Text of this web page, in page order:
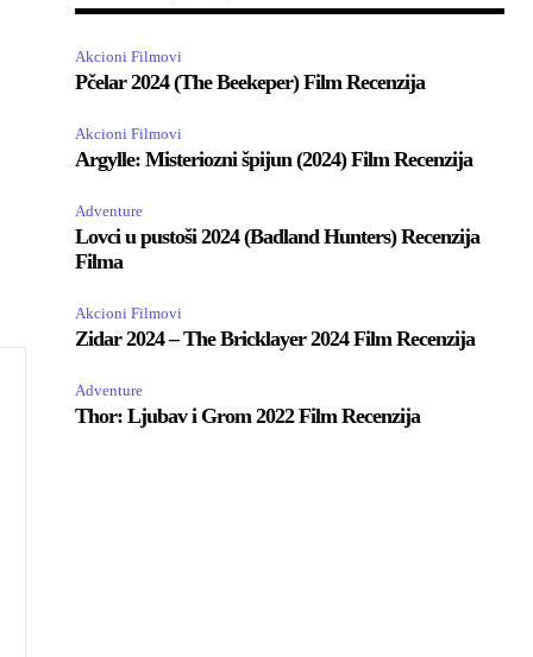
Akcioni Filmovi
Pčelar 2024 (The Beekeper) Film Recenzija
Akcioni Filmovi
Argylle: Misteriozni špijun (2024) Film Recenzija
Adventure
Lovci u pustoši 2024 (Badland Hunters) Recenzija
Filma
Akcioni Filmovi
Zidar 2024 – The Bricklayer 2024 Film Recenzija
Adventure
Thor: Ljubav i Grom 2022 Film Recenzija